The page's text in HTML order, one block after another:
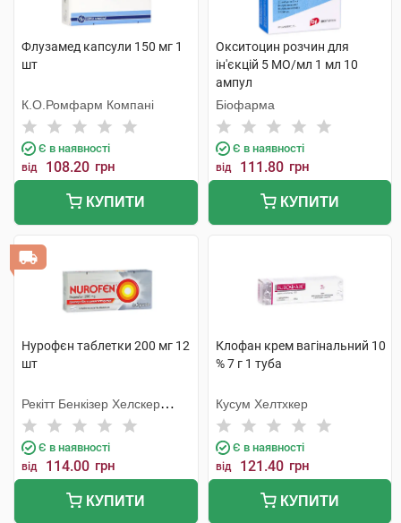
Флузамед капсули 150 мг 1
шт
К.О.Ромфарм Компані
Є в наявності
від 108.20 грн
КУПИТИ
Окситоцин розчин для
ін'єкцій 5 МО/мл 1 мл 10
ампул
Біофарма
Є в наявності
від 111.80 грн
КУПИТИ
Нурофєн таблетки 200 мг 12
шт
Рекітт Бенкізер Хелскер
Інтернешнл
Є в наявності
від 114.00 грн
КУПИТИ
Клофан крем вагінальний 10
% 7 г 1 туба
Кусум Хелтхкер
Є в наявності
від 121.40 грн
КУПИТИ